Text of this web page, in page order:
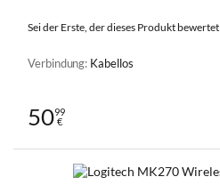
Sei der Erste, der dieses Produkt bewertet
Verbindung: Kabellos
5099
€